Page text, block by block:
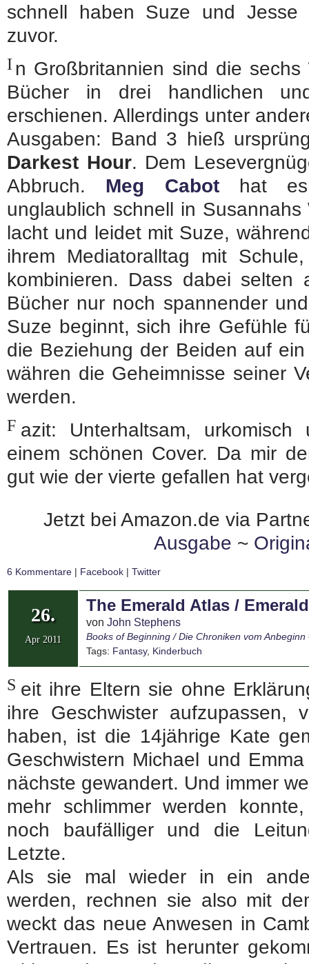
schnell haben Suze und Jesse
zuvor.
I n Großbritannien sind die sechs
Bücher in drei handlichen
erschienen. Allerdings unter
Ausgaben: Band 3 hieß
Darkest Hour. Dem
Abbruch. Meg Cabothat es
unglaublich schnell in
lacht und leidet mit Suze,
ihrem Mediatoralltag mit
kombinieren. Dass dabei
Bücher nur noch spannender
Suze beginnt, sich ihre Gefühle
die Beziehung der Beiden auf
währen die Geheimnisse seiner
werden.
F azit: Unterhaltsam,
einem schönen Cover. Da mir
gut wie der vierte gefallen hat
Jetzt bei Amazon.de via
Ausgabe ~
6 Kommentare | Facebook | Twitter
26.
Apr 2011
The Emerald Atlas / Emerald
von John Stephens
Books of Beginning / Die Chroniken vom Anbeginn
Tags: Fantasy, Kinderbuch
S eit ihre Eltern sie ohne
ihre Geschwister aufzupassen,
haben, ist die 14jährige Kate
Geschwistern Michael und
nächste gewandert. Und immer
mehr schlimmer werden
noch baufälliger und die
Letzte.
Als sie mal wieder in ein
werden, rechnen sie also mit
weckt das neue Anwesen in
Vertrauen. Es ist herunter